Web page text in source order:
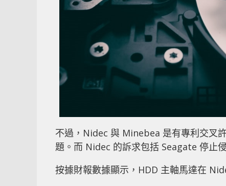
不過，Nidec 與 Minebea 是有專利交叉
題。而 Nidec 的訴求包括 Seagate 停止
按據財報數據顯示，HDD 主軸馬達在